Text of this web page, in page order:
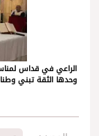
الراعي في قداس
وحدها الثقة تبني